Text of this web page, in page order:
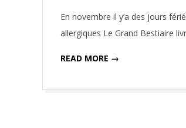
08
En novembre il y’a des jours
allergiques Le Grand Bestiaire
READ MORE →